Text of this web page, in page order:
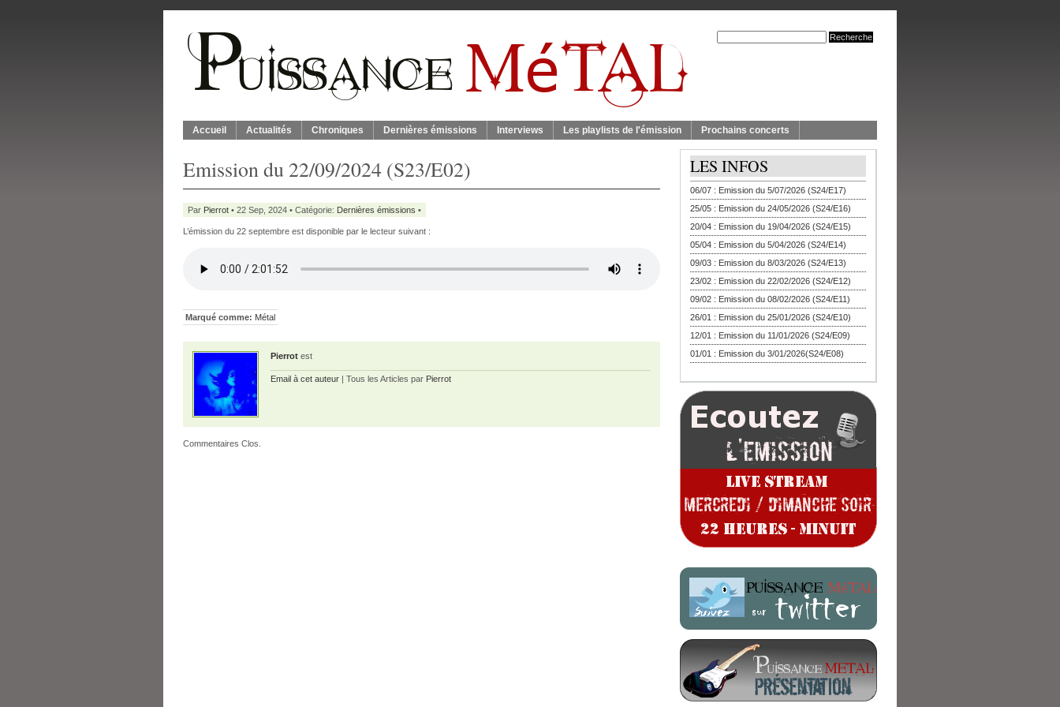
Accueil Actualités Chroniques Dernières émissions Interviews Les playlists de l'émission Prochains concerts
Emission du 22/09/2024 (S23/E02)
Par Pierrot • 22 Sep, 2024 • Catégorie: Dernières émissions •
L’émission du 22 septembre est disponible par le lecteur suivant :
Marqué comme: Métal
Pierrot est
Email à cet auteur | Tous les Articles par Pierrot
Commentaires Clos.
LES INFOS
06/07 : Emission du 5/07/2026 (S24/E17)
25/05 : Emission du 24/05/2026 (S24/E16)
20/04 : Emission du 19/04/2026 (S24/E15)
05/04 : Emission du 5/04/2026 (S24/E14)
09/03 : Emission du 8/03/2026 (S24/E13)
23/02 : Emission du 22/02/2026 (S24/E12)
09/02 : Emission du 08/02/2026 (S24/E11)
26/01 : Emission du 25/01/2026 (S24/E10)
12/01 : Emission du 11/01/2026 (S24/E09)
01/01 : Emission du 3/01/2026(S24/E08)